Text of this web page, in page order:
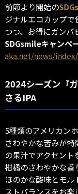
前節より開始の
ジナルエコカップ
つつ、お得にガンバ
SDGsmileキャンペ
aka.net/news/
2024シーズン『
さるIPA
5種類のアメリカン
さわやかな苦みが
の果汁でアクセント
柑橘のさわやかな香
ほのかな酸味とモル
ストバランスをお